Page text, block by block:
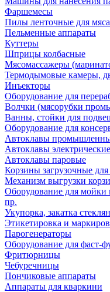
Фаршемесы
Пилы ленточные для мяса
Пельменные аппараты
Куттеры
Шприцы колбасные
Мясомассажеры
Термодымовые камеры,
Инъекторы
Оборудование для
Волчки (мясорубки
Ванны, стойки для
Оборудование для
Автоклавы
Автоклавы электрические
Автоклавы паровые
Корзины загрузочные для
Механизм выгрузки
Оборудование для мойки
пр.
Укупорка, закатка
Этикетировка и
Парогенераторы
Оборудование для фаст-
Фритюрницы
Чебуречницы
Пончиковые аппараты
Аппараты для кваркини